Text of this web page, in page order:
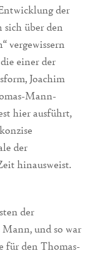
der
über den
vergewissern
einer der
Joachim
Mann-
hier ausführt,
der
hinausweist.
der
und so war
für den Thomas-